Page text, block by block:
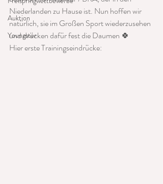
Auktion
Youngster
Niederlanden zu Hause ist. Nun hoffen wir
natürlich, sie im Großen Sport wiederzusehen
und drücken dafür fest die Daumen 🍀
Hier erste Trainingseindrücke: